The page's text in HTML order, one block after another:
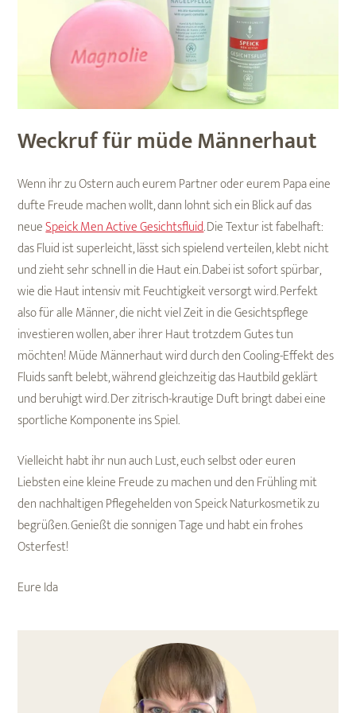
Weckruf für müde Männerhaut
Wenn ihr zu Ostern auch eurem Partner oder eurem Papa eine
dufte Freude machen wollt, dann lohnt sich ein Blick auf das
neueSpeick Men Active Gesichtsfluid. Die Textur ist fabelhaft:
das Fluid ist superleicht, lässt sich spielend verteilen, klebt nicht
und zieht sehr schnell in die Haut ein. Dabei ist sofort spürbar,
wie die Haut intensiv mit Feuchtigkeit versorgt wird. Perfekt
also für alle Männer, die nicht viel Zeit in die Gesichtspflege
investieren wollen, aber ihrer Haut trotzdem Gutes tun
möchten! Müde Männerhaut wird durch den Cooling-Effekt des
Fluids sanft belebt, während gleichzeitig das Hautbild geklärt
und beruhigt wird. Der zitrisch-krautige Duft bringt dabei eine
sportliche Komponente ins Spiel.
Vielleicht habt ihr nun auch Lust, euch selbst oder euren
Liebsten eine kleine Freude zu machen und den Frühling mit
den nachhaltigen Pflegehelden von Speick Naturkosmetik zu
begrüßen. Genießt die sonnigen Tage und habt ein frohes
Osterfest!
Eure Ida